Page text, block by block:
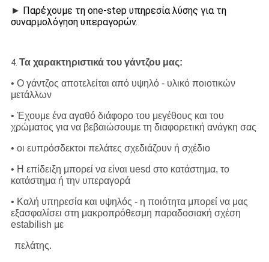
► Παρέχουμε τη one-step υπηρεσία λύσης για τη
συναρμολόγηση υπεραγορών.
4. Τα χαρακτηριστικά του γάντζου μας:
• Ο γάντζος αποτελείται από υψηλό - υλικό ποιοτικών
μετάλλων
• Έχουμε ένα αγαθό διάφορο του μεγέθους και του
χρώματος για να βεβαιώσουμε τη διαφορετική ανάγκη σας
• οι ευπρόσδεκτοι πελάτες σχεδιάζουν ή σχέδιο
• Η επίδειξη μπορεί να είναι uesd στο κατάστημα, το
κατάστημα ή την υπεραγορά
• Καλή υπηρεσία και υψηλός - η ποιότητα μπορεί να μας
εξασφαλίσει στη μακροπρόθεσμη παραδοσιακή σχέση
estabilish με
πελάτης.